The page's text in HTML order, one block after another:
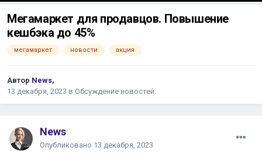
Мегамаркет для продавцов. Повышение
кешбэка до 45%
мегамаркет новости акция
Автор News,
13 декабря, 2023 в Обсуждение новостей.
News
Опубликовано 13 декабря, 2023